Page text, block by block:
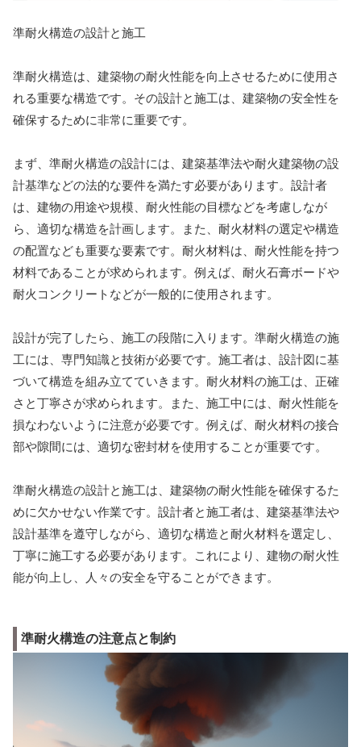
準耐火構造の設計と施工
準耐火構造は、建築物の耐火性能を向上させるために使用さ
れる重要な構造です。その設計と施工は、建築物の安全性を
確保するために非常に重要です。
まず、準耐火構造の設計には、建築基準法や耐火建築物の設
計基準などの法的な要件を満たす必要があります。設計者
は、建物の用途や規模、耐火性能の目標などを考慮しなが
ら、適切な構造を計画します。また、耐火材料の選定や構造
の配置なども重要な要素です。耐火材料は、耐火性能を持つ
材料であることが求められます。例えば、耐火石膏ボードや
耐火コンクリートなどが一般的に使用されます。
設計が完了したら、施工の段階に入ります。準耐火構造の施
工には、専門知識と技術が必要です。施工者は、設計図に基
づいて構造を組み立てていきます。耐火材料の施工は、正確
さと丁寧さが求められます。また、施工中には、耐火性能を
損なわないように注意が必要です。例えば、耐火材料の接合
部や隙間には、適切な密封材を使用することが重要です。
準耐火構造の設計と施工は、建築物の耐火性能を確保するた
めに欠かせない作業です。設計者と施工者は、建築基準法や
設計基準を遵守しながら、適切な構造と耐火材料を選定し、
丁寧に施工する必要があります。これにより、建物の耐火性
能が向上し、人々の安全を守ることができます。
準耐火構造の注意点と制約